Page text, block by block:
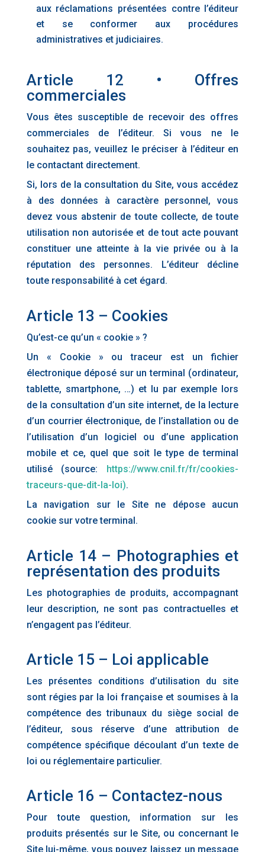
aux réclamations présentées contre l’éditeur
et se conformer aux procédures
administratives et judiciaires.
Article 12 • Offres
commerciales
Vous êtes susceptible de recevoir des offres
commerciales de l’éditeur. Si vous ne le
souhaitez pas, veuillez le préciser à l’éditeur en
le contactant directement.
Si, lors de la consultation du Site, vous accédez
à des données à caractère personnel, vous
devez vous abstenir de toute collecte, de toute
utilisation non autorisée et de tout acte pouvant
constituer une atteinte à la vie privée ou à la
réputation des personnes. L’éditeur décline
toute responsabilité à cet égard.
Article 13 – Cookies
Qu’est-ce qu’un « cookie » ?
Un « Cookie » ou traceur est un fichier
électronique déposé sur un terminal (ordinateur,
tablette, smartphone, …) et lu par exemple lors
de la consultation d’un site internet, de la lecture
d’un courrier électronique, de l’installation ou de
l’utilisation d’un logiciel ou d’une application
mobile et ce, quel que soit le type de terminal
utilisé (source: https://www.cnil.fr/fr/cookies­
traceurs-que-dit-la-loi).
La navigation sur le Site ne dépose aucun
cookie sur votre terminal.
Article 14 – Photographies et
représentation des produits
Les photographies de produits, accompagnant
leur description, ne sont pas contractuelles et
n’engagent pas l’éditeur.
Article 15 – Loi applicable
Les présentes conditions d’utilisation du site
sont régies par la loi française et soumises à la
compétence des tribunaux du siège social de
l’éditeur, sous réserve d’une attribution de
compétence spécifique découlant d’un texte de
loi ou réglementaire particulier.
Article 16 – Contactez-nous
Pour toute question, information sur les
produits présentés sur le Site, ou concernant le
Site lui-même, vous pouvez laissez un message